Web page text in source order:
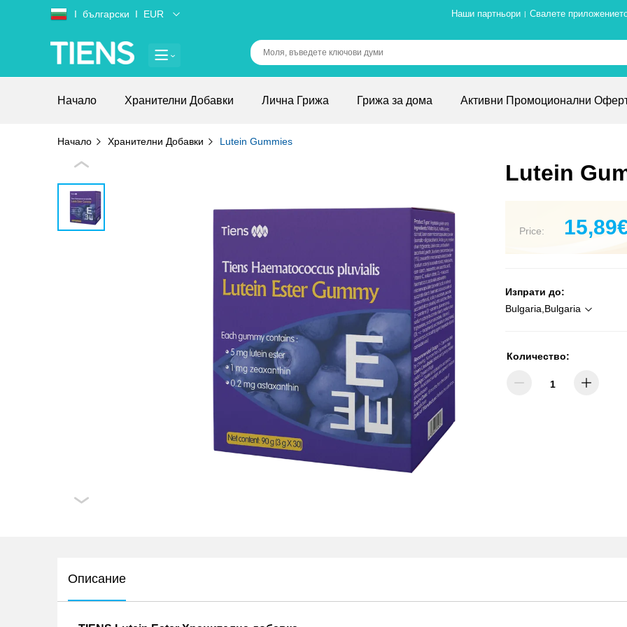
Ι български Ι EUR Наши партньори | Свалете
Начало Хранителни Добавки Лична Грижа Грижа за дома Активни Промоционални
Начало Хранителни Добавки Lutein Gummies
Lutein
Price:
Изпрати до:
Bulgaria,Bulgaria
Количество:
Описание